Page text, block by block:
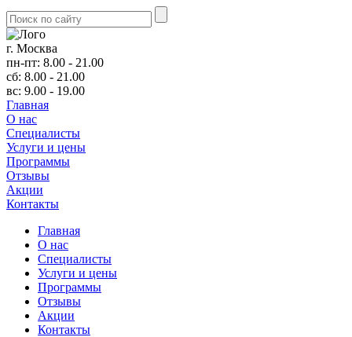
г. Москва
пн-пт: 8.00 - 21.00
сб: 8.00 - 21.00
вс: 9.00 - 19.00
Главная
О нас
Cпециалисты
Услуги и цены
Программы
Отзывы
Акции
Контакты
Главная
О нас
Cпециалисты
Услуги и цены
Программы
Отзывы
Акции
Контакты